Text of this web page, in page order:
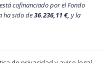
cofinanciado por el Fondo
ha sido de36.236,11 €, y la